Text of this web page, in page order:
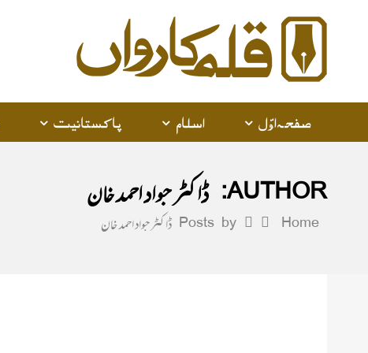
صفحہ اوّل اسلام پاکستانیت
AUTHOR: ڈاکٹر جواد احمد خان
Home Posts by ڈاکٹر جواد احمد خان